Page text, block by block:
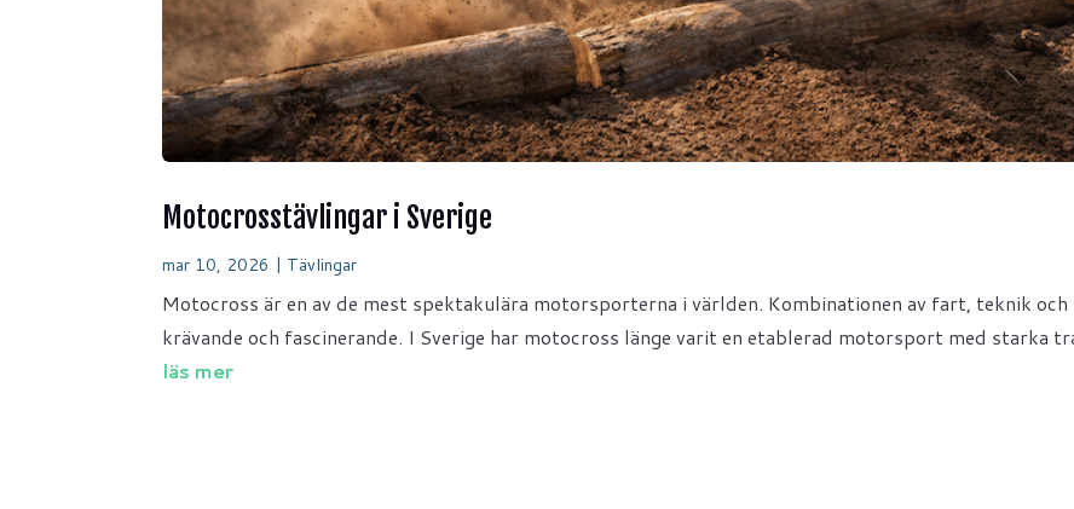
Motocrosstävlingar i Sverige
mar 10, 2026 | Tävlingar
Motocross är en av de mest spektakulära motorsporterna i världen. Kombinationen av fart, teknik
krävande och fascinerande. I Sverige har motocross länge varit en etablerad motorsport med starka
läs mer